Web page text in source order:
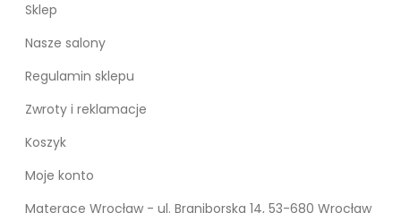
Sklep
Nasze salony
Regulamin sklepu
Zwroty i reklamacje
Koszyk
Moje konto
Materace Wrocław - ul. Braniborska 14, 53-680 Wrocław